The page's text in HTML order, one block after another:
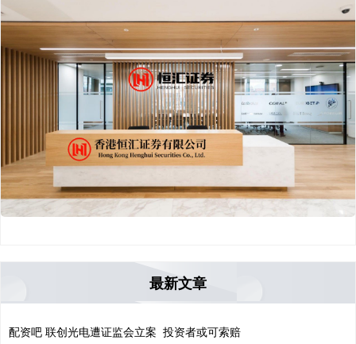
最新文章
配资吧 联创光电遭证监会立案 投资者或可索赔